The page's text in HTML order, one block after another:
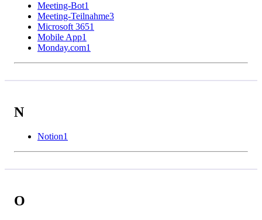
Meeting-Bot1
Meeting-Teilnahme3
Microsoft 3651
Mobile App1
Monday.com1
N
Notion1
O